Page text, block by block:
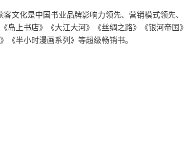
段历史时期里几乎所有的政治运动，但他的抗
因而难以被持久纳入各种阵营，反而容易被曾
《局外人》是毫无争议的成名作和代表作。整
文化是中国书业品牌影响力领先、营销模式领先、
岛上书店》《大江大河》《丝绸之路》《银河帝国》
《半小时漫画系列》等超级畅销书。